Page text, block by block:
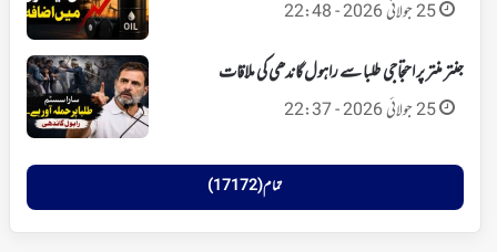
25 جولائی 2026 - 22:48
جنتر منتر پر احتجاجی طلبا سے راہول گاندھی کی ملاقات
25 جولائی 2026 - 22:37
تمام (17172)